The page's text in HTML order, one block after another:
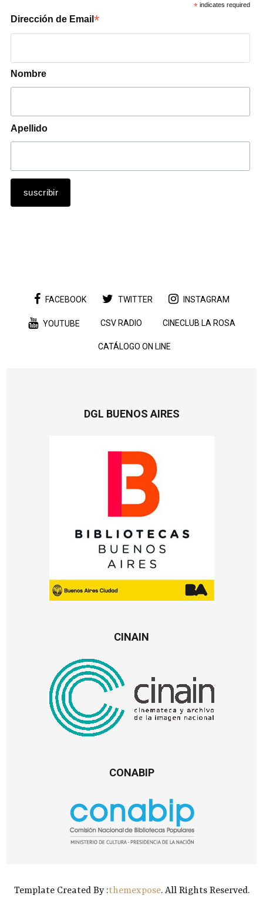
* indicates required
Dirección de Email*
Nombre
Apellido
FACEBOOK TWITTER INSTAGRAM
YOUTUBE CSV RADIO CINECLUB LA ROSA
CATÁLOGO ON LINE
DGL BUENOS AIRES
CINAIN
CONABIP
Template Created By :themexpose. All Rights Reserved.